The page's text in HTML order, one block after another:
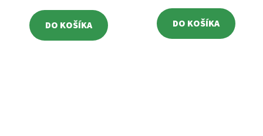
DO KOŠÍKA DO KOŠÍKA